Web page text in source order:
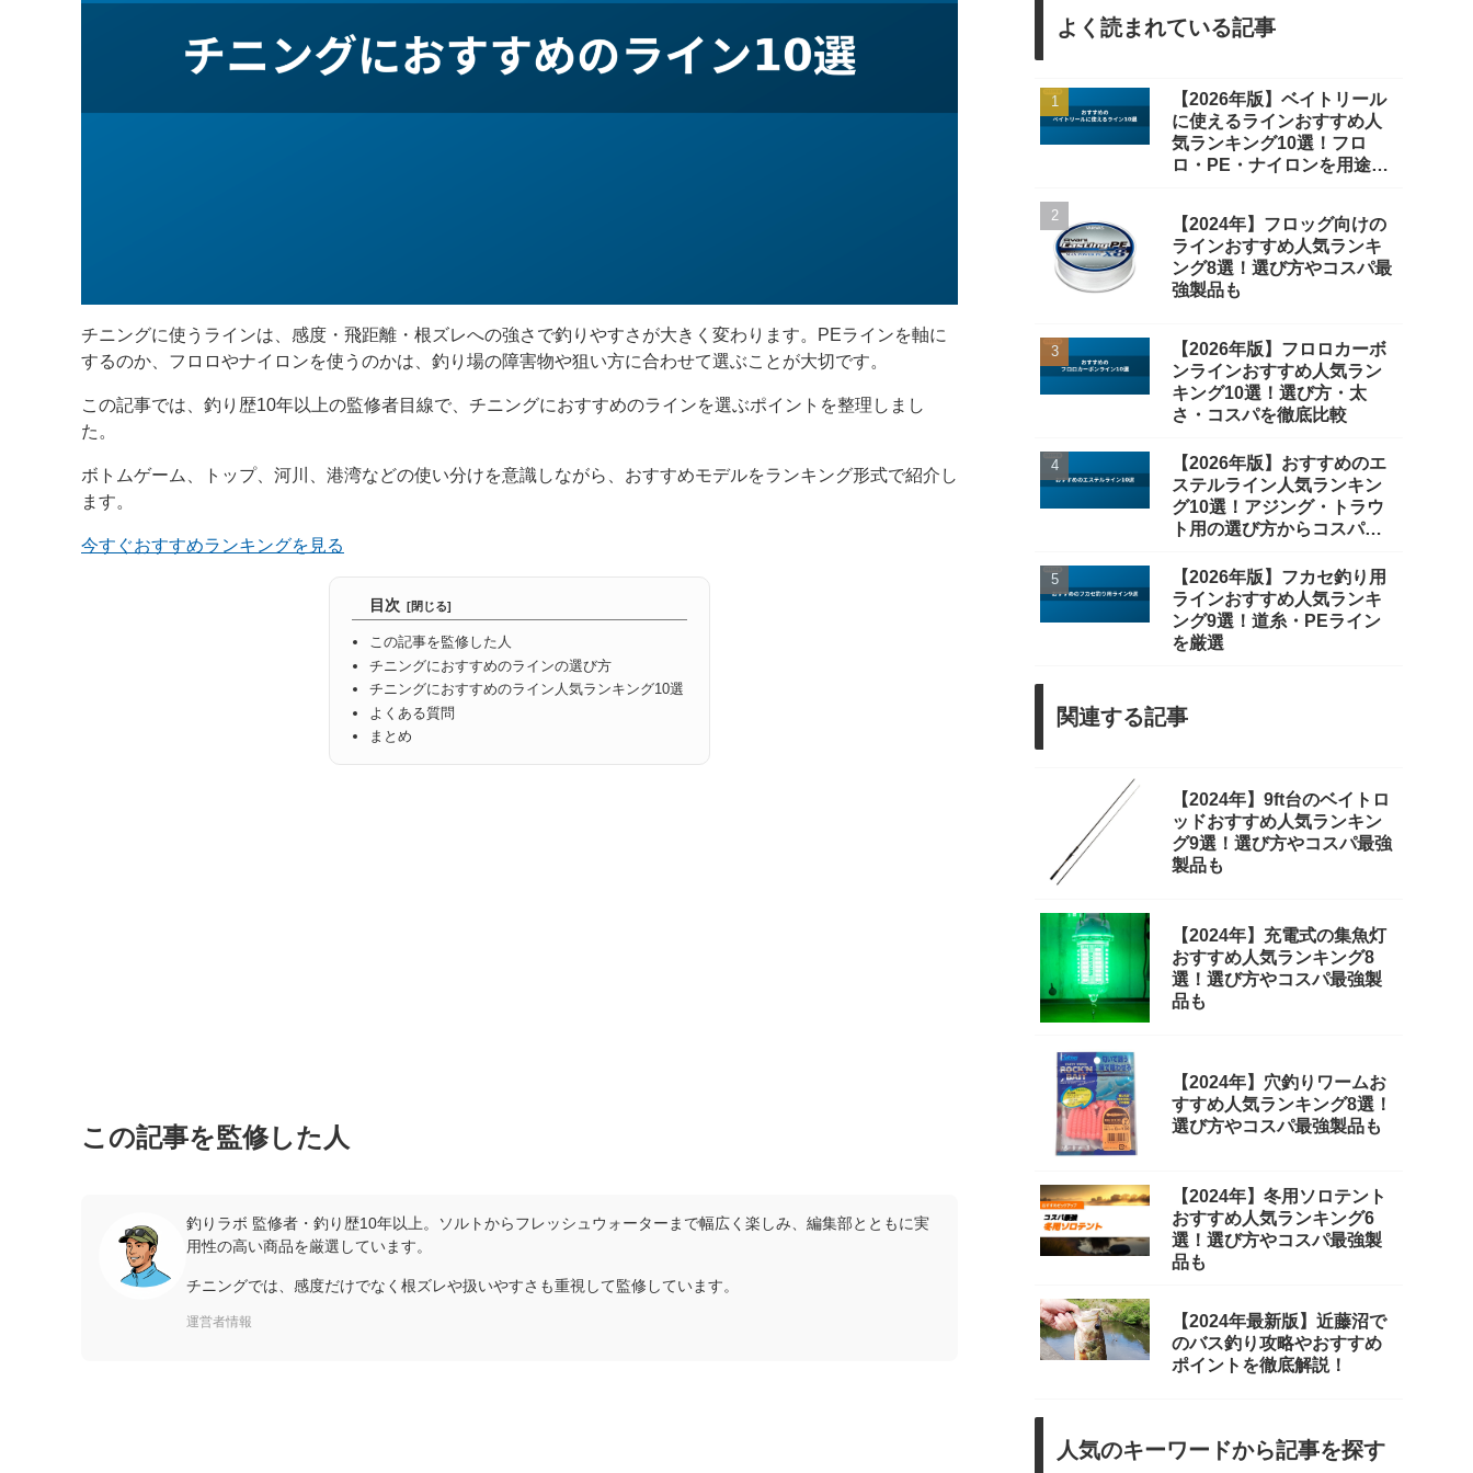
チニングに使うラインは、感度・飛距離・根ズレへの強さで釣りやすさが大きく変わります。PEラインを軸に
するのか、フロロやナイロンを使うのかは、釣り場の障害物や狙い方に合わせて選ぶことが大切です。
この記事では、釣り歴10年以上の監修者目線で、チニングにおすすめのラインを選ぶポイントを整理しまし
た。
ボトムゲーム、トップ、河川、港湾などの使い分けを意識しながら、おすすめモデルをランキング形式で紹介し
ます。
今すぐおすすめランキングを見る
目次
この記事を監修した人
チニングにおすすめのラインの選び方
チニングにおすすめのライン人気ランキング10選
よくある質問
まとめ
この記事を監修した人
釣りラボ 監修者・釣り歴10年以上。ソルトからフレッシュウォーターまで幅広く楽しみ、編集部とともに実
用性の高い商品を厳選しています。
チニングでは、感度だけでなく根ズレや扱いやすさも重視して監修しています。
運営者情報
よく読まれている記事
【2026年版】ベイトリール
に使えるラインおすすめ人
気ランキング10選！フロ
ロ・PE・ナイロンを用途別
【2024年】フロッグ向けの
ラインおすすめ人気ランキ
ング8選！選び方やコスパ最
強製品も
【2026年版】フロロカーボ
ンラインおすすめ人気ラン
キング10選！選び方・太
さ・コスパを徹底比較
【2026年版】おすすめのエ
ステルライン人気ランキン
グ10選！アジング・トラウ
ト用の選び方からコスパ重
【2026年版】フカセ釣り用
ラインおすすめ人気ランキ
ング9選！道糸・PEライン
を厳選
関連する記事
【2024年】9ft台のベイトロ
ッドおすすめ人気ランキン
グ9選！選び方やコスパ最強
製品も
【2024年】充電式の集魚灯
おすすめ人気ランキング8
選！選び方やコスパ最強製
品も
【2024年】穴釣りワームお
すすめ人気ランキング8選！
選び方やコスパ最強製品も
【2024年】冬用ソロテント
おすすめ人気ランキング6
選！選び方やコスパ最強製
品も
【2024年最新版】近藤沼で
のバス釣り攻略やおすすめ
ポイントを徹底解説！
人気のキーワードから記事を探す